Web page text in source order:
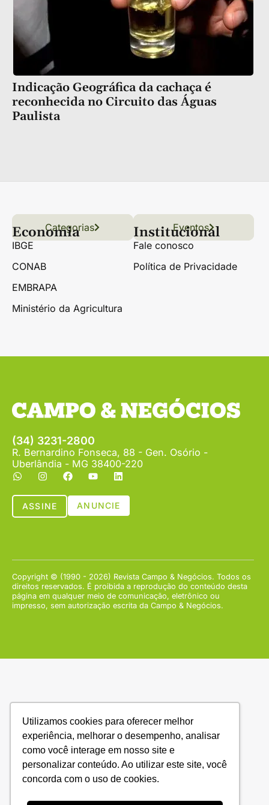
Utilizamos cookies para oferecer melhor
experiência, melhorar o desempenho, analisar
como você interage em nosso site e
personalizar conteúdo. Ao utilizar este site, você
concorda com o uso de cookies.
Indicação Geográfica da cachaça é
reconhecida no Circuito das Águas
Paulista
Links úteis
Conteúdo Grãos
Florestas Hortifrúti
Categorias Eventos
Economia
IBGE
CONAB
EMBRAPA
Ministério da Agricultura
Institucional
Fale conosco
Política de Privacidade
(34) 3231-2800
R. Bernardino Fonseca, 88 - Gen. Osório -
Uberlândia - MG 38400-220
ASSINE ANUNCIE
Copyright © (1990 - 2026) Revista Campo & Negócios. Todos os
direitos reservados. É proibida a reprodução do conteúdo desta
página em qualquer meio de comunicação, eletrônico ou
impresso, sem autorização escrita da Campo & Negócios.